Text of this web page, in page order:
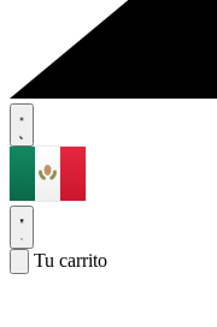
Tu carrito